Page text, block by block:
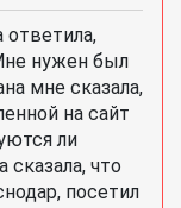
нужен был
мне сказала,
на сайт
ли
что
посетил